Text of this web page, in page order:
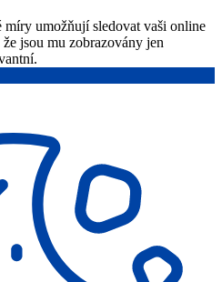
míry umožňují sledovat vaši online
jsou mu zobrazovány jen